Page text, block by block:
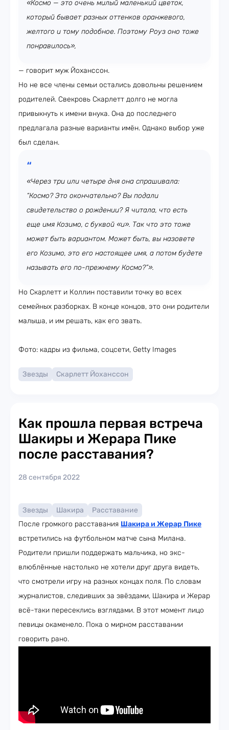
«Космо — это очень милый маленький цветок,
который бывает разных оттенков оранжевого,
желтого и тому подобное. Поэтому Роуз оно тоже
понравилось»,
— говорит муж Йоханссон.
Но не все члены семьи остались довольны решением
родителей. Свекровь Скарлетт долго не могла
привыкнуть к имени внука. Она до последнего
предлагала разные варианты имён. Однако выбор уже
был сделан.
«Через три или четыре дня она спрашивала:
“Космо? Это окончательно? Вы подали
свидетельство о рождении? Я читала, что есть
еще имя Козимо, с буквой «и». Так что это тоже
может быть вариантом. Может быть, вы назовете
его Козимо, это его настоящее имя, а потом будете
называть его по-прежнему Космо?”».
Но Скарлетт и Коллин поставили точку во всех
семейных разборках. В конце концов, это они родители
малыша, и им решать, как его звать.
Фото: кадры из фильма, соцсети, Getty Images
Звезды Скарлетт Йоханссон
Как прошла первая встреча
Шакиры и Жерара Пике
после расставания?
28 сентября 2022
Звезды Шакира
Расставание
После громкого расставания Шакира и Жерар Пике
встретились на футбольном матче сына Милана.
Родители пришли поддержать мальчика, но экс-
влюблённые настолько не хотели друг друга видеть,
что смотрели игру на разных концах поля. По словам
журналистов, следивших за звёздами, Шакира и Жерар
всё-таки пересеклись взглядами. В этот момент лицо
певицы окаменело. Пока о мирном расставании
говорить рано.